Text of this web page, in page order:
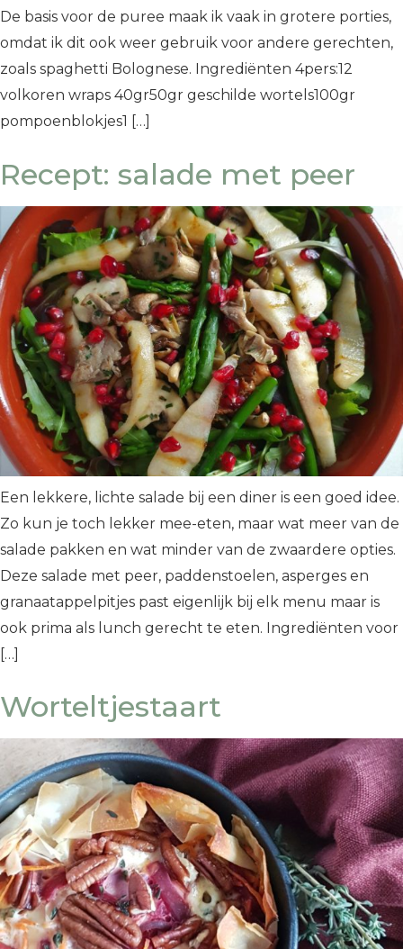
De basis voor de puree maak ik vaak in grotere porties,
omdat ik dit ook weer gebruik voor andere gerechten,
zoals spaghetti Bolognese. Ingrediënten 4pers:12
volkoren wraps 40gr50gr geschilde wortels100gr
pompoenblokjes1 […]
Recept: salade met peer
Een lekkere, lichte salade bij een diner is een goed idee.
Zo kun je toch lekker mee-eten, maar wat meer van de
salade pakken en wat minder van de zwaardere opties.
Deze salade met peer, paddenstoelen, asperges en
granaatappelpitjes past eigenlijk bij elk menu maar is
ook prima als lunch gerecht te eten. Ingrediënten voor
[…]
Worteltjestaart